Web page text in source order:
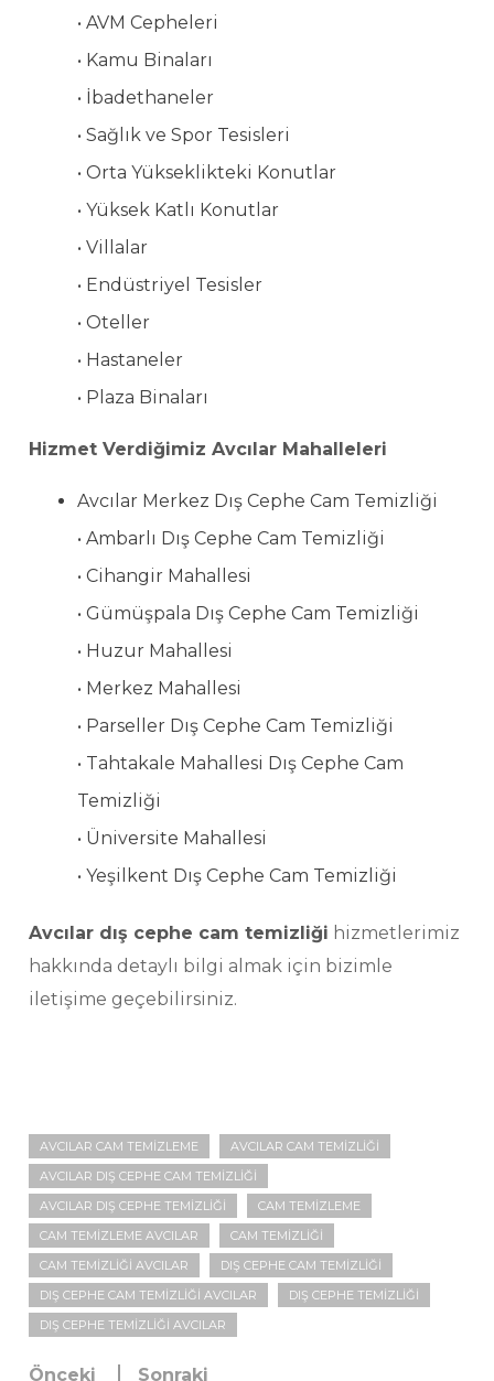
• AVM Cepheleri
• Kamu Binaları
• İbadethaneler
• Sağlık ve Spor Tesisleri
• Orta Yükseklikteki Konutlar
• Yüksek Katlı Konutlar
• Villalar
• Endüstriyel Tesisler
• Oteller
• Hastaneler
• Plaza Binaları
Hizmet Verdiğimiz Avcılar Mahalleleri
Avcılar Merkez Dış Cephe Cam Temizliği
• Ambarlı Dış Cephe Cam Temizliği
• Cihangir Mahallesi
• Gümüşpala Dış Cephe Cam Temizliği
• Huzur Mahallesi
• Merkez Mahallesi
• Parseller Dış Cephe Cam Temizliği
• Tahtakale Mahallesi Dış Cephe Cam
Temizliği
• Üniversite Mahallesi
• Yeşilkent Dış Cephe Cam Temizliği
Avcılar dış cephe cam temizliği hizmetlerimiz
hakkında detaylı bilgi almak için bizimle
iletişime geçebilirsiniz.
AVCILAR CAM TEMIZLEME
AVCILAR CAM TEMIZLIĞI
AVCILAR DIŞ CEPHE CAM TEMIZLIĞI
AVCILAR DIŞ CEPHE TEMIZLIĞI
CAM TEMIZLEME
CAM TEMIZLEME AVCILAR
CAM TEMIZLIĞI
CAM TEMIZLIĞI AVCILAR
DIŞ CEPHE CAM TEMIZLIĞI
DIŞ CEPHE CAM TEMIZLIĞI AVCILAR
DIŞ CEPHE TEMIZLIĞI
DIŞ CEPHE TEMIZLIĞI AVCILAR
Önceki Sonraki